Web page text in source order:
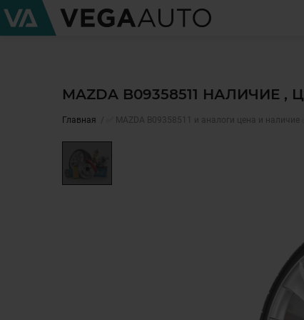
MAZDA B09358511
Главная ✅ MAZDA B09358511 и аналоги цена и наличие ✅